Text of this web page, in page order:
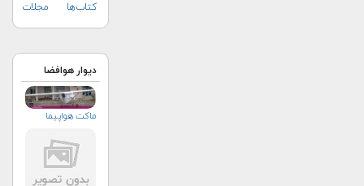
کتاب‌ها
مجلات
دیوار هوافضا
ماکت هواپیما